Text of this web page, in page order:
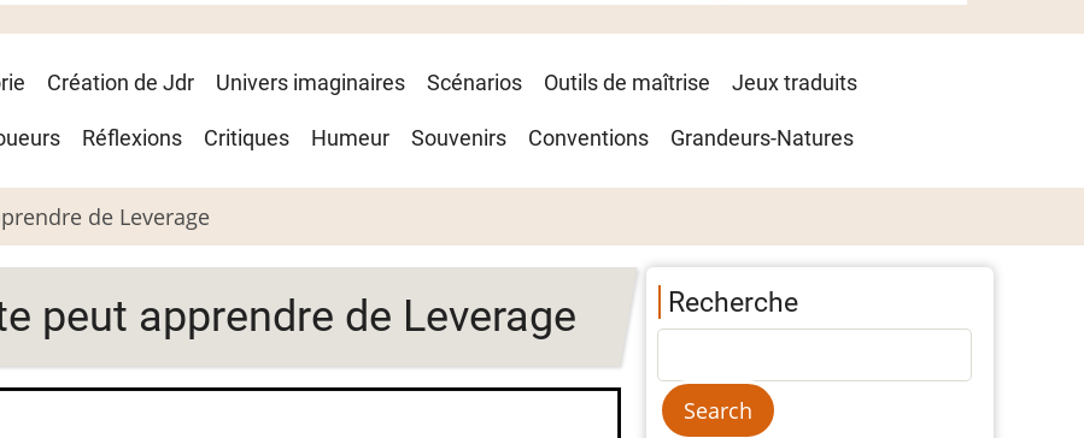
Création de Jdr Univers imaginaires Scénarios Outils de maîtrise Jeux traduits
Réflexions Critiques Humeur Souvenirs Conventions Grandeurs-Natures
de Leverage
peut apprendre de Leverage Recherche